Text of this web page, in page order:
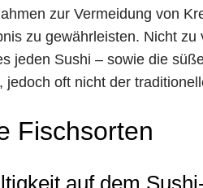
zur Vermeidung von
zu gewährleisten. Nicht
jeden Sushi – sowie die
jedoch oft nicht der
Fischsorten
auf dem